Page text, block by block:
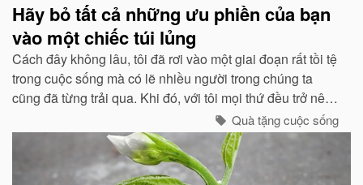
Hãy bỏ tất cả những ưu phiền của bạn
vào một chiếc túi lủng
Cách đây không lâu, tôi đã rơi vào một giai đoạn rất tồi tệ
trong cuộc sống mà có lẽ nhiều người trong chúng ta
cũng đã từng trải qua. Khi đó, với tôi mọi thứ đều trở nên
Quà tặng cuộc sống